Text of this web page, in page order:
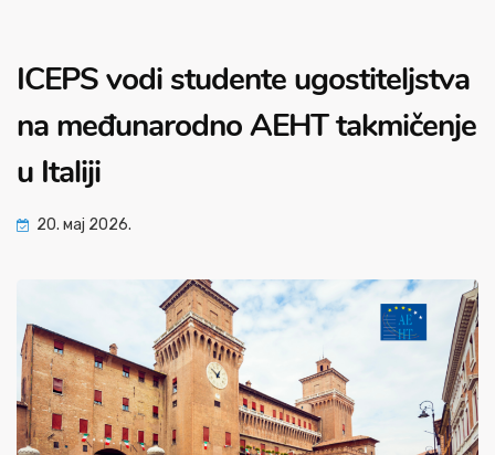
ICEPS vodi studente ugostiteljstva
na međunarodno AEHT takmičenje
u Italiji
20. мај 2026.